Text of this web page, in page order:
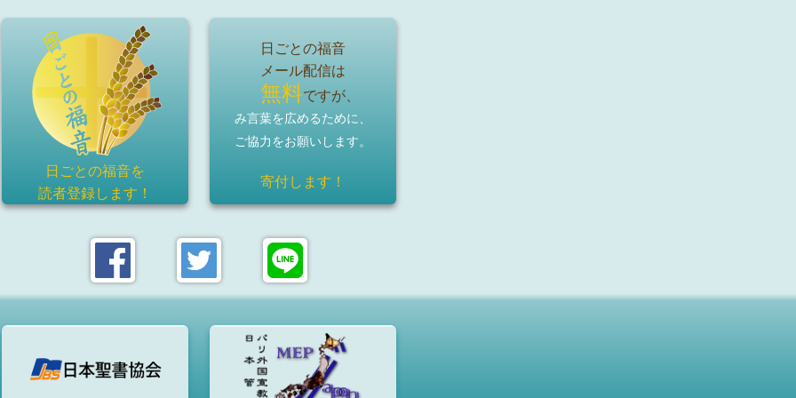
日ごとの福音を
読者登録します！
日ごとの福音
メール配信は
無料ですが、
み言葉を広めるために、
ご協力をお願いします。
寄付します！